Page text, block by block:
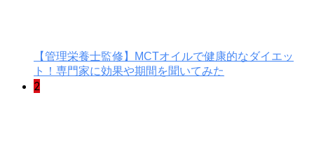
【管理栄養士監修】MCTオイルで健康的なダイエッ
ト！専門家に効果や期間を聞いてみた
2